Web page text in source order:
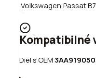
Volkswagen Passat
Kompatibilné
Diel s OEM